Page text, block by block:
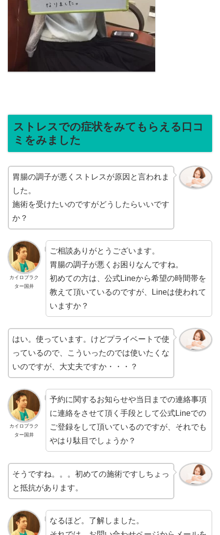
ストレスでの症状をみてもらえる口コ
ミをみました
胃腸の調子が悪くストレスが原因と言われま
した。
施術を受けたいのですがどうしたらいいです
か？
カイロプラク
ター国井
ご相談ありがとうございます。
胃腸の調子が悪くお困りなんですね。
初めての方は、公式Lineから希望の時間帯を
教えて頂いているのですが、Lineは使われて
いますか？
はい。使っています。けどプライベートで使
っているので、こういったのでは使いたくな
いのですが、大丈夫ですか・・・？
カイロプラク
ター国井
予約に関するお知らせや当日までの連絡事項
に連絡をさせて頂く手段として公式Lineでの
ご登録をして頂いているのですが、それでも
やはり駄目でしょうか？
そうですね。。。初めての施術ですしちょっ
と抵抗があります。
なるほど。了解しました。